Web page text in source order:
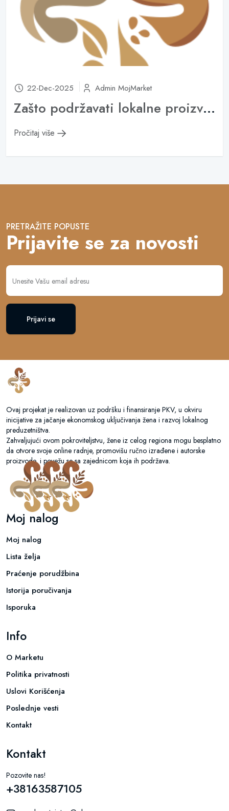
22-Dec-2025 Admin MojMarket
Zašto podržavati lokalne proizvođače? 7 razloga da kupujete iz svoje zajednice
Pročitaj više
PRETRAŽITE POPUSTE
Prijavite se za novosti
Prijavi se
Ovaj projekat je realizovan uz podršku i finansiranje PKV, u okviru
inicijative za jačanje ekonomskog uključivanja žena i razvoj lokalnog
preduzetništva.
Zahvaljujući ovom pokroviteljstvu, žene iz celog regiona mogu besplatno
da otvore svoje online radnje, promovišu ručno izrađene i autorske
proizvode, i povežu se sa zajednicom koja ih podržava.
Moj nalog
Moj nalog
Lista želja
Praćenje porudžbina
Istorija poručivanja
Isporuka
Info
O Marketu
Politika privatnosti
Uslovi Korišćenja
Poslednje vesti
Kontakt
Kontakt
Pozovite nas!
+38163587105